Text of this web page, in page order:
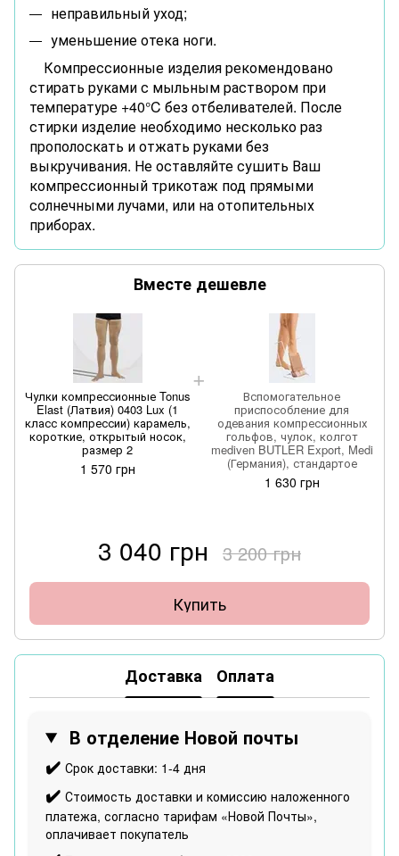
неправильный уход;
уменьшение отека ноги.
Компрессионные изделия рекомендовано
стирать руками с мыльным раствором при
температуре +40°C без отбеливателей. После
стирки изделие необходимо несколько раз
прополоскать и отжать руками без
выкручивания. Не оставляйте сушить Ваш
компрессионный трикотаж под прямыми
солнечными лучами, или на отопительных
приборах.
Вместе дешевле
Чулки компрессионные Tonus
Elast (Латвия) 0403 Lux (1
класс компрессии) карамель,
короткие, открытый носок,
размер 2
1 570 грн
Вспомогательное
приспособление для
одевания компрессионных
гольфов, чулок, колгот
mediven BUTLER Export, Medi
(Германия), стандартое
1 630 грн
3 040 грн 3 200 грн
Купить
Доставка Оплата
В отделение Новой почты
✔️ Срок доставки: 1-4 дня
✔️ Стоимость доставки и комиссию наложенного
платежа, согласно тарифам «Новой Почты»,
оплачивает покупатель